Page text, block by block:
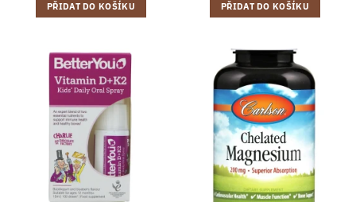
PŘIDAT DO KOŠÍKU PŘIDAT DO KOŠÍKU